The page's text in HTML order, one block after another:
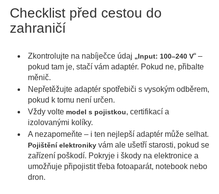
Checklist před cestou do
zahraničí
Zkontrolujte na nabíječce údaj „Input: 100–240 V“ –
pokud tam je, stačí vám adaptér. Pokud ne, přibalte
měnič.
Nepřetěžujte adaptér spotřebiči s vysokým odběrem,
pokud k tomu není určen.
Vždy volte model s pojistkou, certifikací a
izolovanými kolíky.
A nezapomeňte – i ten nejlepší adaptér může selhat.
Pojištění elektroniky vám ale ušetří starosti, pokud se
zařízení poškodí. Pokryje i škody na elektronice a
umožňuje připojistit třeba fotoaparát, notebook nebo
dron.